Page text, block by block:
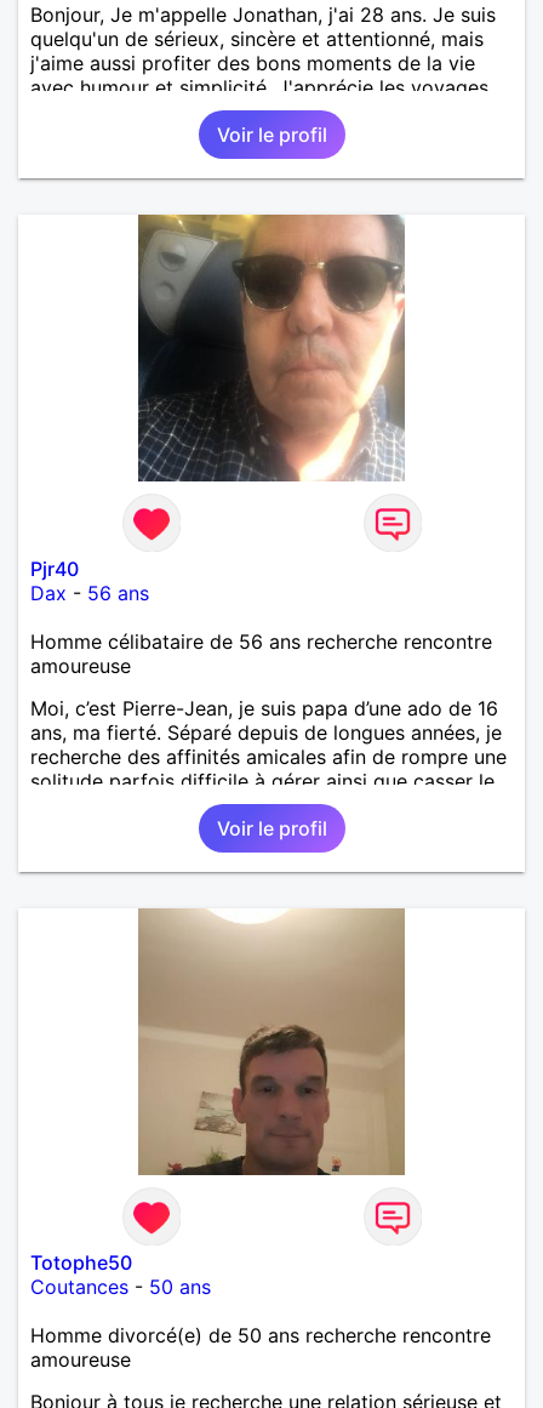
Bonjour, Je m'appelle Jonathan, j'ai 28 ans. Je suis
quelqu'un de sérieux, sincère et attentionné, mais
j'aime aussi profiter des bons moments de la vie
avec humour et simplicité. J'apprécie les voyages,
les découvertes, les jeux vidéo et les moments de
détente. Je suis à la recherche d'une personne
authentique avec qui partager de belles
expériences, construire une relation sérieuse basée
apprécies les conversations sincères, les fous rires
et les personnes qui savent ce qu'elles veulent,
n'hésite pas à venir discuter. Au plaisir de faire
connaissance !
Voir le profil
Pjr40
Dax - 56 ans
Homme célibataire de 56 ans recherche rencontre
amoureuse
Moi, c’est Pierre-Jean, je suis papa d’une ado de 16
ans, ma fierté. Séparé depuis de longues années, je
recherche des affinités amicales afin de rompre une
solitude parfois difficile à gérer ainsi que casser le
vague à l’âme. L’amitié reste extrêmement
importante à mes yeux mais peut se décliner en des
sentiments plus puissants. « Le temps fera son
œuvre » disait Arthur Schopenhauer, philosophe
autant être trop locace. Je suis bourré de qualités
laisse « glisser » beaucoup de choses. Mais ne vous
m’éprenez pas Mesdames, si une personne que
j’aime me trahit une fois, il n’y aura pas de seconde
chance et je l’effacerai à « vitam eternam ».
Néanmoins, je suis un tout petit peu maniaque ainsi
qu’impatient. J’essaye de faire des efforts. Rien de
bien dramatique ! Du moins je le pense……Je suis un
homme facile à vivre. À vous si vous le souhaitez,
d’apprendre à me connaître davantage. J’en serai
ravi….A très bientôt je l’espère.
Voir le profil
Totophe50
Coutances - 50 ans
Homme divorcé(e) de 50 ans recherche rencontre
amoureuse
Bonjour à tous je recherche une relation sérieuse et